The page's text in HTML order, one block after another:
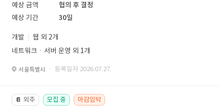
예상 금액
협의 후 결정
예상 기간
30일
개발
웹 외 2개
네트워크ㆍ서버 운영 외 1개
서울특별시 · 등록일자 2026.07.27.
📔 외주 모집 중 마감임박